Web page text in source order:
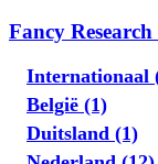
Fancy
Internationaal
België (1)
Duitsland (1)